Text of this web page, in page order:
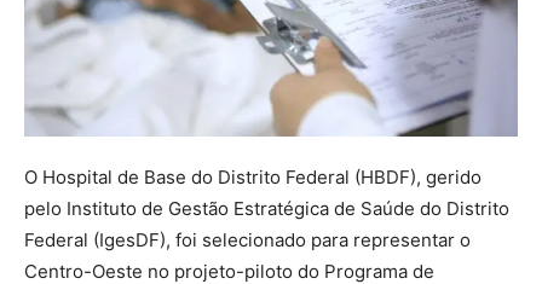
O Hospital de Base do Distrito Federal (HBDF), gerido
pelo Instituto de Gestão Estratégica de Saúde do Distrito
Federal (IgesDF), foi selecionado para representar o
Centro-Oeste no projeto-piloto do Programa de